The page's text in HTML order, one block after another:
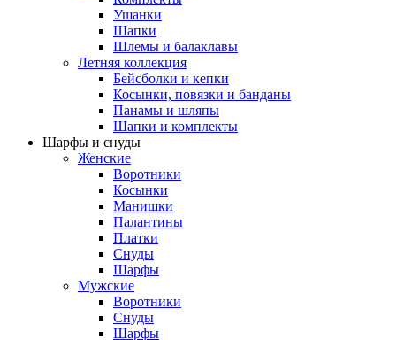
Ушанки
Шапки
Шлемы и балаклавы
Летняя коллекция
Бейсболки и кепки
Косынки, повязки и банданы
Панамы и шляпы
Шапки и комплекты
Шарфы и снуды
Женские
Воротники
Косынки
Манишки
Палантины
Платки
Снуды
Шарфы
Мужские
Воротники
Снуды
Шарфы